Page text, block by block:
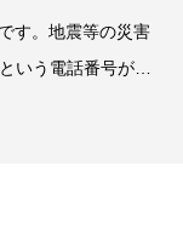
す。地震等の災害
いう電話番号があ
ビス